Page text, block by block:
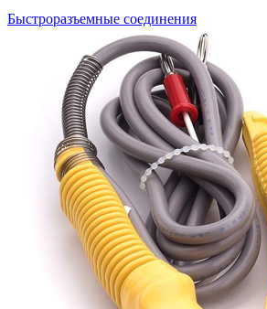
Быстроразъемные соединения